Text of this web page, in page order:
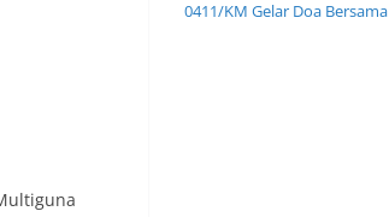
0411/KM Gelar Doa Bersama